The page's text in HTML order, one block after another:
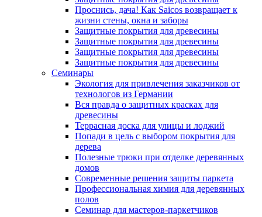
Проснись, дача! Как Saicos возвращает к
жизни стены, окна и заборы
Защитные покрытия для древесины
Защитные покрытия для древесины
Защитные покрытия для древесины
Защитные покрытия для древесины
Семинары
Экология для привлечения заказчиков от
технологов из Германии
Вся правда о защитных красках для
древесины
Террасная доска для улицы и лоджий
Попади в цель с выбором покрытия для
дерева
Полезные трюки при отделке деревянных
домов
Современные решения защиты паркета
Профессиональная химия для деревянных
полов
Семинар для мастеров-паркетчиков